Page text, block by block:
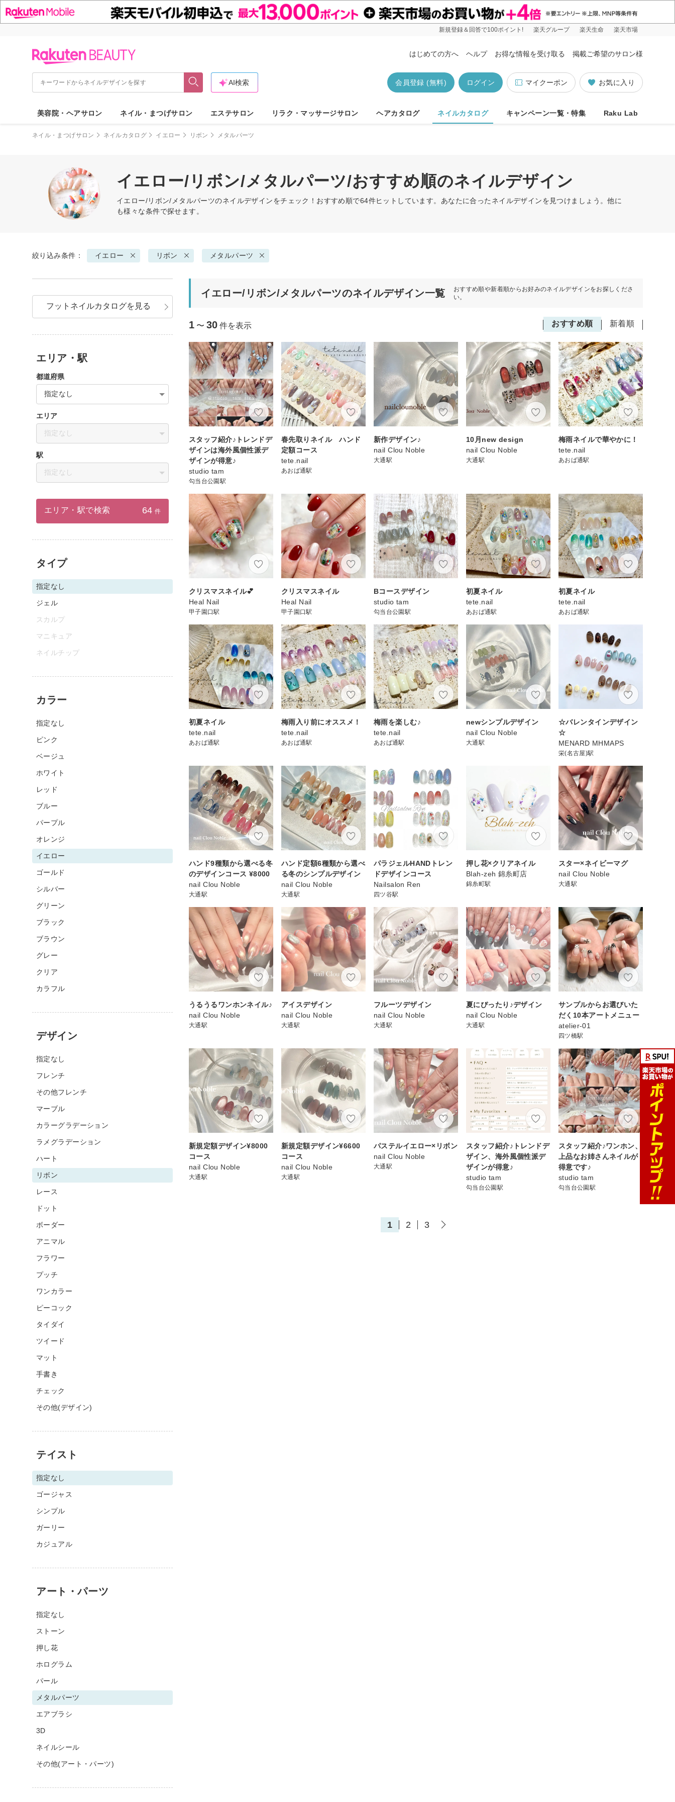
新規登録＆回答で100ポイント! 楽天グループ 楽天生命 楽天市場
はじめての方へ ヘルプ お得な情報を受け取る 掲載ご希望のサロン様
お気に入り
マイクーポン
ログイン
会員登録 (無料)
AI検索
美容院・ヘアサロン ネイル・まつげサロン エステサロン リラク・マッサージサロン ヘアカタログ ネイルカタログ キャンペーン一覧・特集 Raku Lab
ネイル・まつげサロン ネイルカタログ イエロー リボン メタルパーツ
イエロー/リボン/メタルパーツ/おすすめ順のネイルデザイン
イエロー/リボン/メタルパーツのネイルデザインをチェック！おすすめ順で64件ヒットしています。あなたに合ったネイルデザインを見つけましょう。他に
も様々な条件で探せます。
絞り込み条件： イエロー リボン メタルパーツ
イエロー/リボン/メタルパーツのネイルデザイン一覧
おすすめ順や新着順からお好みのネイルデザインをお探しくださ
い。
おすすめ順 新着順
1 〜 30 件を表示
スタッフ紹介♪トレンドデ
ザインは海外風個性派デ
ザインが得意♪
studio tam
勾当台公園駅
春先取りネイル ハンド
定額コース
tete.nail
あおば通駅
新作デザイン♪
nail Clou Noble
大通駅
10月new design
nail Clou Noble
大通駅
梅雨ネイルで華やかに！
tete.nail
あおば通駅
クリスマスネイル💕
Heal Nail
甲子園口駅
クリスマスネイル
Heal Nail
甲子園口駅
Bコースデザイン
studio tam
勾当台公園駅
初夏ネイル
tete.nail
あおば通駅
初夏ネイル
tete.nail
あおば通駅
初夏ネイル
tete.nail
あおば通駅
梅雨入り前にオススメ！
tete.nail
あおば通駅
梅雨を楽しむ♪
tete.nail
あおば通駅
newシンプルデザイン
nail Clou Noble
大通駅
☆バレンタインデザイン
☆
MENARD MHMAPS
栄(名古屋)駅
ハンド9種類から選べる冬
のデザインコース ¥8000
nail Clou Noble
大通駅
ハンド定額6種類から選べ
る冬のシンプルデザイン
nail Clou Noble
大通駅
パラジェルHANDトレン
ドデザインコース
Nailsalon Ren
四ツ谷駅
押し花×クリアネイル
Blah-zeh 錦糸町店
錦糸町駅
スター×ネイビーマグ
nail Clou Noble
大通駅
うるうるワンホンネイル♪
nail Clou Noble
大通駅
アイスデザイン
nail Clou Noble
大通駅
フルーツデザイン
nail Clou Noble
大通駅
夏にぴったり♪デザイン
nail Clou Noble
大通駅
サンプルからお選びいた
だく10本アートメニュー
atelier-01
四ツ橋駅
新規定額デザイン¥8000
コース
nail Clou Noble
大通駅
新規定額デザイン¥6600
コース
nail Clou Noble
大通駅
パステルイエロー×リボン
nail Clou Noble
大通駅
スタッフ紹介♪トレンドデ
ザイン、海外風個性派デ
ザインが得意♪
studio tam
勾当台公園駅
スタッフ紹介♪ワンホン、
上品なお姉さんネイルが
得意です♪
studio tam
勾当台公園駅
1 2 3
フットネイルカタログを見る
エリア・駅
都道府県
指定なし
エリア
指定なし
駅
指定なし
エリア・駅で検索 64 件
タイプ
指定なし
ジェル
スカルプ
マニキュア
ネイルチップ
カラー
指定なし
ピンク
ベージュ
ホワイト
レッド
ブルー
パープル
オレンジ
イエロー
ゴールド
シルバー
グリーン
ブラック
ブラウン
グレー
クリア
カラフル
デザイン
指定なし
フレンチ
その他フレンチ
マーブル
カラーグラデーション
ラメグラデーション
ハート
リボン
レース
ドット
ボーダー
アニマル
フラワー
プッチ
ワンカラー
ピーコック
タイダイ
ツイード
マット
手書き
チェック
その他(デザイン)
テイスト
指定なし
ゴージャス
シンプル
ガーリー
カジュアル
アート・パーツ
指定なし
ストーン
押し花
ホログラム
パール
メタルパーツ
エアブラシ
3D
ネイルシール
その他(アート・パーツ)